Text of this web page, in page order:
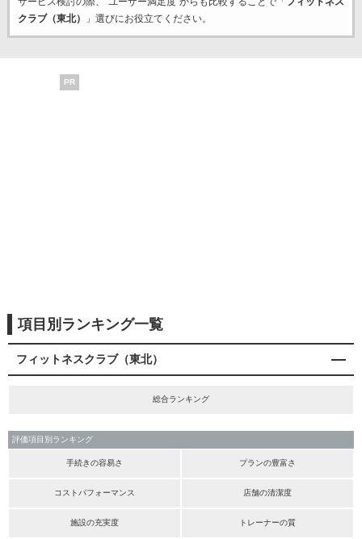
クラブ（東北）
」選びにお役立てください。
PR
項目別ランキング一覧
フィットネスクラブ（東北）
総合ランキング
評価項目別ランキング
手続きの容易さ プランの豊富さ
コストパフォーマンス 店舗の清潔度
施設の充実度 トレーナーの質